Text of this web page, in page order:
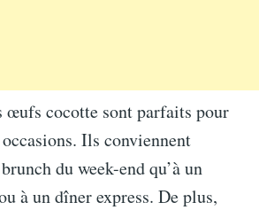
œufs cocotte sont parfaits pour
Ils conviennent
du week-end qu’à un
à un dîner express. De plus,